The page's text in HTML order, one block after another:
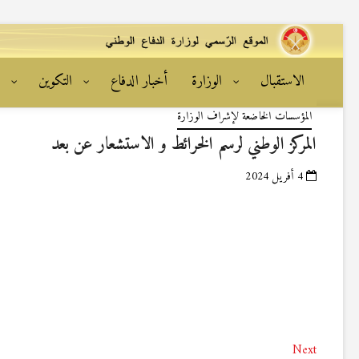
الاستقبال
الوزارة أخبار الدفاع التكوين
المؤسسات الخاضعة لإشراف الوزارة
المركز الوطني لرسم الخرائط و الاستشعار عن بعد
4 أفريل 2024
Next
Next